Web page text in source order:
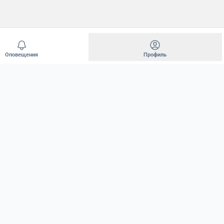
Оповещения Профиль